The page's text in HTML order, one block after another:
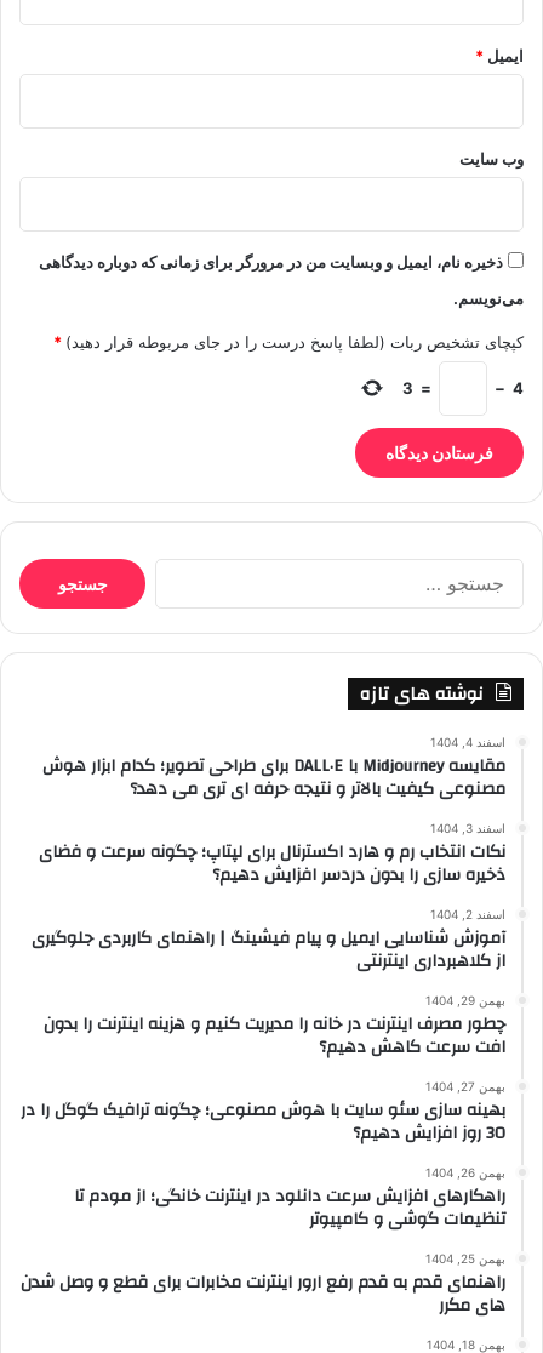
ایمیل *
وب‌ سایت
ذخیره نام، ایمیل و وبسایت من در مرورگر برای زمانی که دوباره دیدگاهی
می‌نویسم.
کپچای تشخیص ربات (لطفا پاسخ درست را در جای مربوطه قرار دهید) *
4
−
=
3
جستجو
برای:
نوشته های تازه
اسفند 4, 1404
مقایسه Midjourney با DALL·E برای طراحی تصویر؛ کدام ابزار هوش
مصنوعی کیفیت بالاتر و نتیجه حرفه ای تری می دهد؟
اسفند 3, 1404
نکات انتخاب رم و هارد اکسترنال برای لپتاپ؛ چگونه سرعت و فضای
ذخیره سازی را بدون دردسر افزایش دهیم؟
اسفند 2, 1404
آموزش شناسایی ایمیل و پیام فیشینگ | راهنمای کاربردی جلوگیری
از کلاهبرداری اینترنتی
بهمن 29, 1404
چطور مصرف اینترنت در خانه را مدیریت کنیم و هزینه اینترنت را بدون
افت سرعت کاهش دهیم؟
بهمن 27, 1404
بهینه سازی سئو سایت با هوش مصنوعی؛ چگونه ترافیک گوگل را در
30 روز افزایش دهیم؟
بهمن 26, 1404
راهکارهای افزایش سرعت دانلود در اینترنت خانگی؛ از مودم تا
تنظیمات گوشی و کامپیوتر
بهمن 25, 1404
راهنمای قدم به قدم رفع ارور اینترنت مخابرات برای قطع و وصل شدن
های مکرر
بهمن 18, 1404